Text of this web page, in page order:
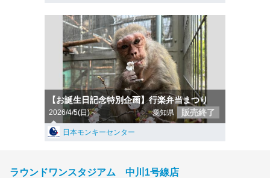
【お誕生日記念特別企画】行楽弁当まつり
2026/4/5(日)～ 愛知県 販売終了
日本モンキーセンター
ラウンドワンスタジアム 中川1号線店